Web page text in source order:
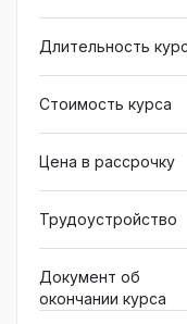
безопасность,
помочь
Длительность
Стоимость курса
Цена в рассрочку
Трудоустройство
Документ об
окончании курса